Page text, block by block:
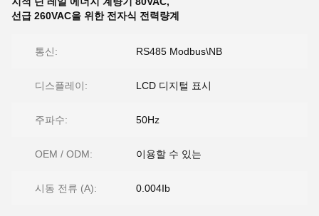
선급 260VAC을 위한 전자식 전력량계
통신: RS485 Modbus\NB
디스플레이: LCD 디지털 표시
주파수: 50Hz
OEM / ODM: 이용할 수 있는
시동 전류 (A): 0.004Ib